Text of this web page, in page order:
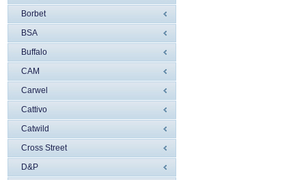
Borbet
BSA
Buffalo
CAM
Carwel
Cattivo
Catwild
Cross Street
D&P